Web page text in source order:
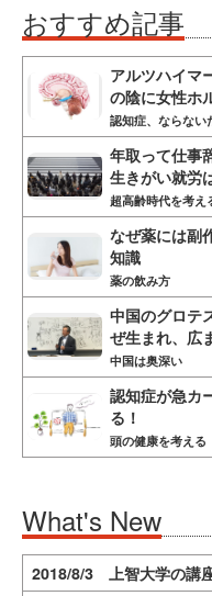
おすすめ記事
アルツハイマ
の陰に女性ホ
認知症、ならない
年取って仕事
生きがい就労
超高齢時代を考え
なぜ薬には副
知識
薬の飲み方
中国のグロテ
ぜ生まれ、広
中国は奥深い
認知症が急カ
る！
頭の健康を考える
What's New
2018/8/3 上智大学の講